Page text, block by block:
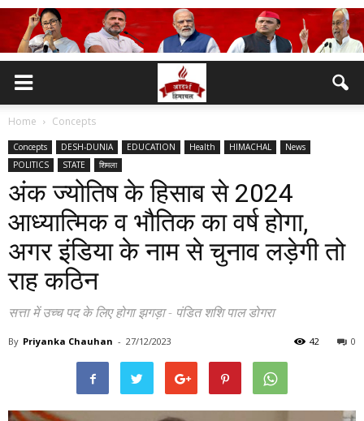
Home Concepts
Concepts DESH-DUNIA EDUCATION Health HIMACHAL
News
POLITICS
STATE शिमला
अंक ज्योतिष के हिसाब से 2024
आध्यात्मिक व भौतिक का वर्ष होगा,
अगर इंडिया के नाम से चुनाव लड़ेगी तो
राह कठिन
सत्ता में उच्च पद के लिए होगा झगड़ा - पंडित शशि पाल डोगरा
By Priyanka Chauhan - 27/12/2023 0
42